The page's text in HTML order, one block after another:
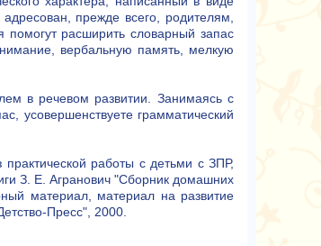
прежде всего, родителям,
расширить словарный запас
вербальную память, мелкую
в речевом развитии. Занимаясь с
усовершенствуете грамматический
работы с детьми с ЗПР,
З. Е. Агранович "Сборник домашних
материал, материал на развитие
Пресс", 2000.